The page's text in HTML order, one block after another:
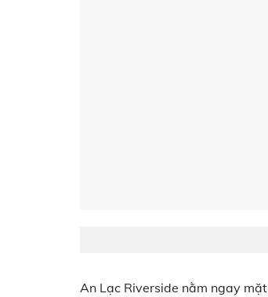
An Lạc Riverside nằm ngay